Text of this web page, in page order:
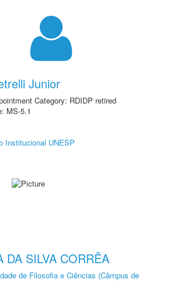
Junior
Category: RDIDP retired
MS-5.1
Institucional UNESP
DA SILVA CORRÊA
de Filosofia e Ciências (Câmpus de